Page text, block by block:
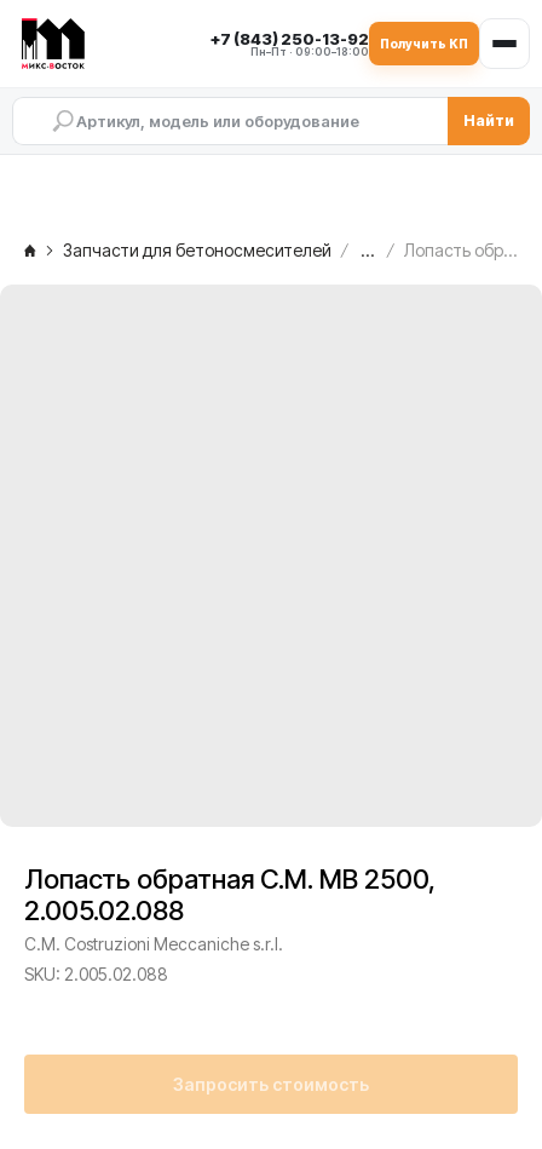
+7 (843) 250-13-92
Пн–Пт · 09:00–18:00
Получить КП
Найти
Запчасти для бетоносмесителей ... Лопасть обратная C.M. MB 2500, 2.005.02.088
Лопасть обратная C.M. MB 2500,
2.005.02.088
C.M. Costruzioni Meccaniche s.r.l.
SKU: 2.005.02.088
Запросить стоимость